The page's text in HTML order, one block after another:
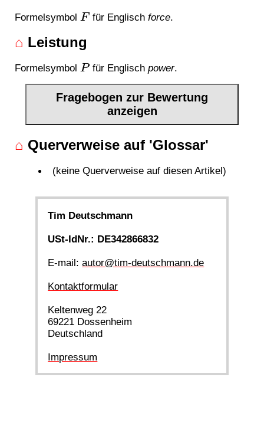
Formelsymbol F für Englisch force.
⌂ Leistung
FormelsymbolP für Englisch power.
Fragebogen zur Bewertung
anzeigen
⌂ Querverweise auf 'Glossar'
(keine Querverweise auf diesen Artikel)
Tim Deutschmann
USt-IdNr.: DE342866832
E-mail:autor@tim-deutschmann.de
Kontaktformular
Keltenweg 22
69221 Dossenheim
Deutschland
Impressum